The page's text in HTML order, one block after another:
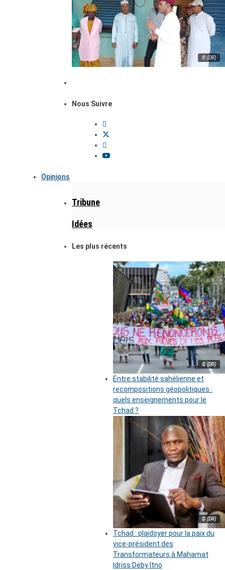
© (DR)
Nous Suivre
Opinions
Tribune
Idées
Les plus récents
© (DR)
Entre stabilité sahélienne et
recompositions géopolitiques :
quels enseignements pour le
Tchad ?
© (DR)
Tchad : plaidoyer pour la paix du
vice-président des
Transformateurs à Mahamat
Idriss Deby Itno